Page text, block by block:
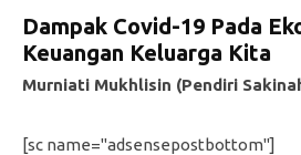
Dampak Covid-19 Pada
Keuangan Keluarga Kita
Murniati Mukhlisin (Pendiri
[sc name="adsensepostbottom"]